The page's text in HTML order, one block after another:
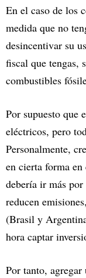
En el caso de los
medida que no
desincentivar su
fiscal que tengas,
combustibles
Por supuesto que
eléctricos, pero
Personalmente,
en cierta forma en
debería ir más
reducen
(Brasil y
hora captar
Por tanto,